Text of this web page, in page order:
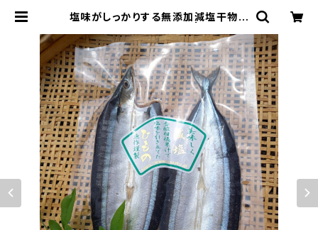
塩味がしっかりする無添加減塩干物サ
魚作商店